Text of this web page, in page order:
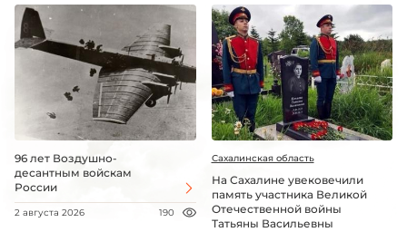
96 лет Воздушно-
десантным войскам
России
2 августа 2026 190
Сахалинская область
На Сахалине увековечили
память участника Великой
Отечественной войны
Татьяны Васильевны